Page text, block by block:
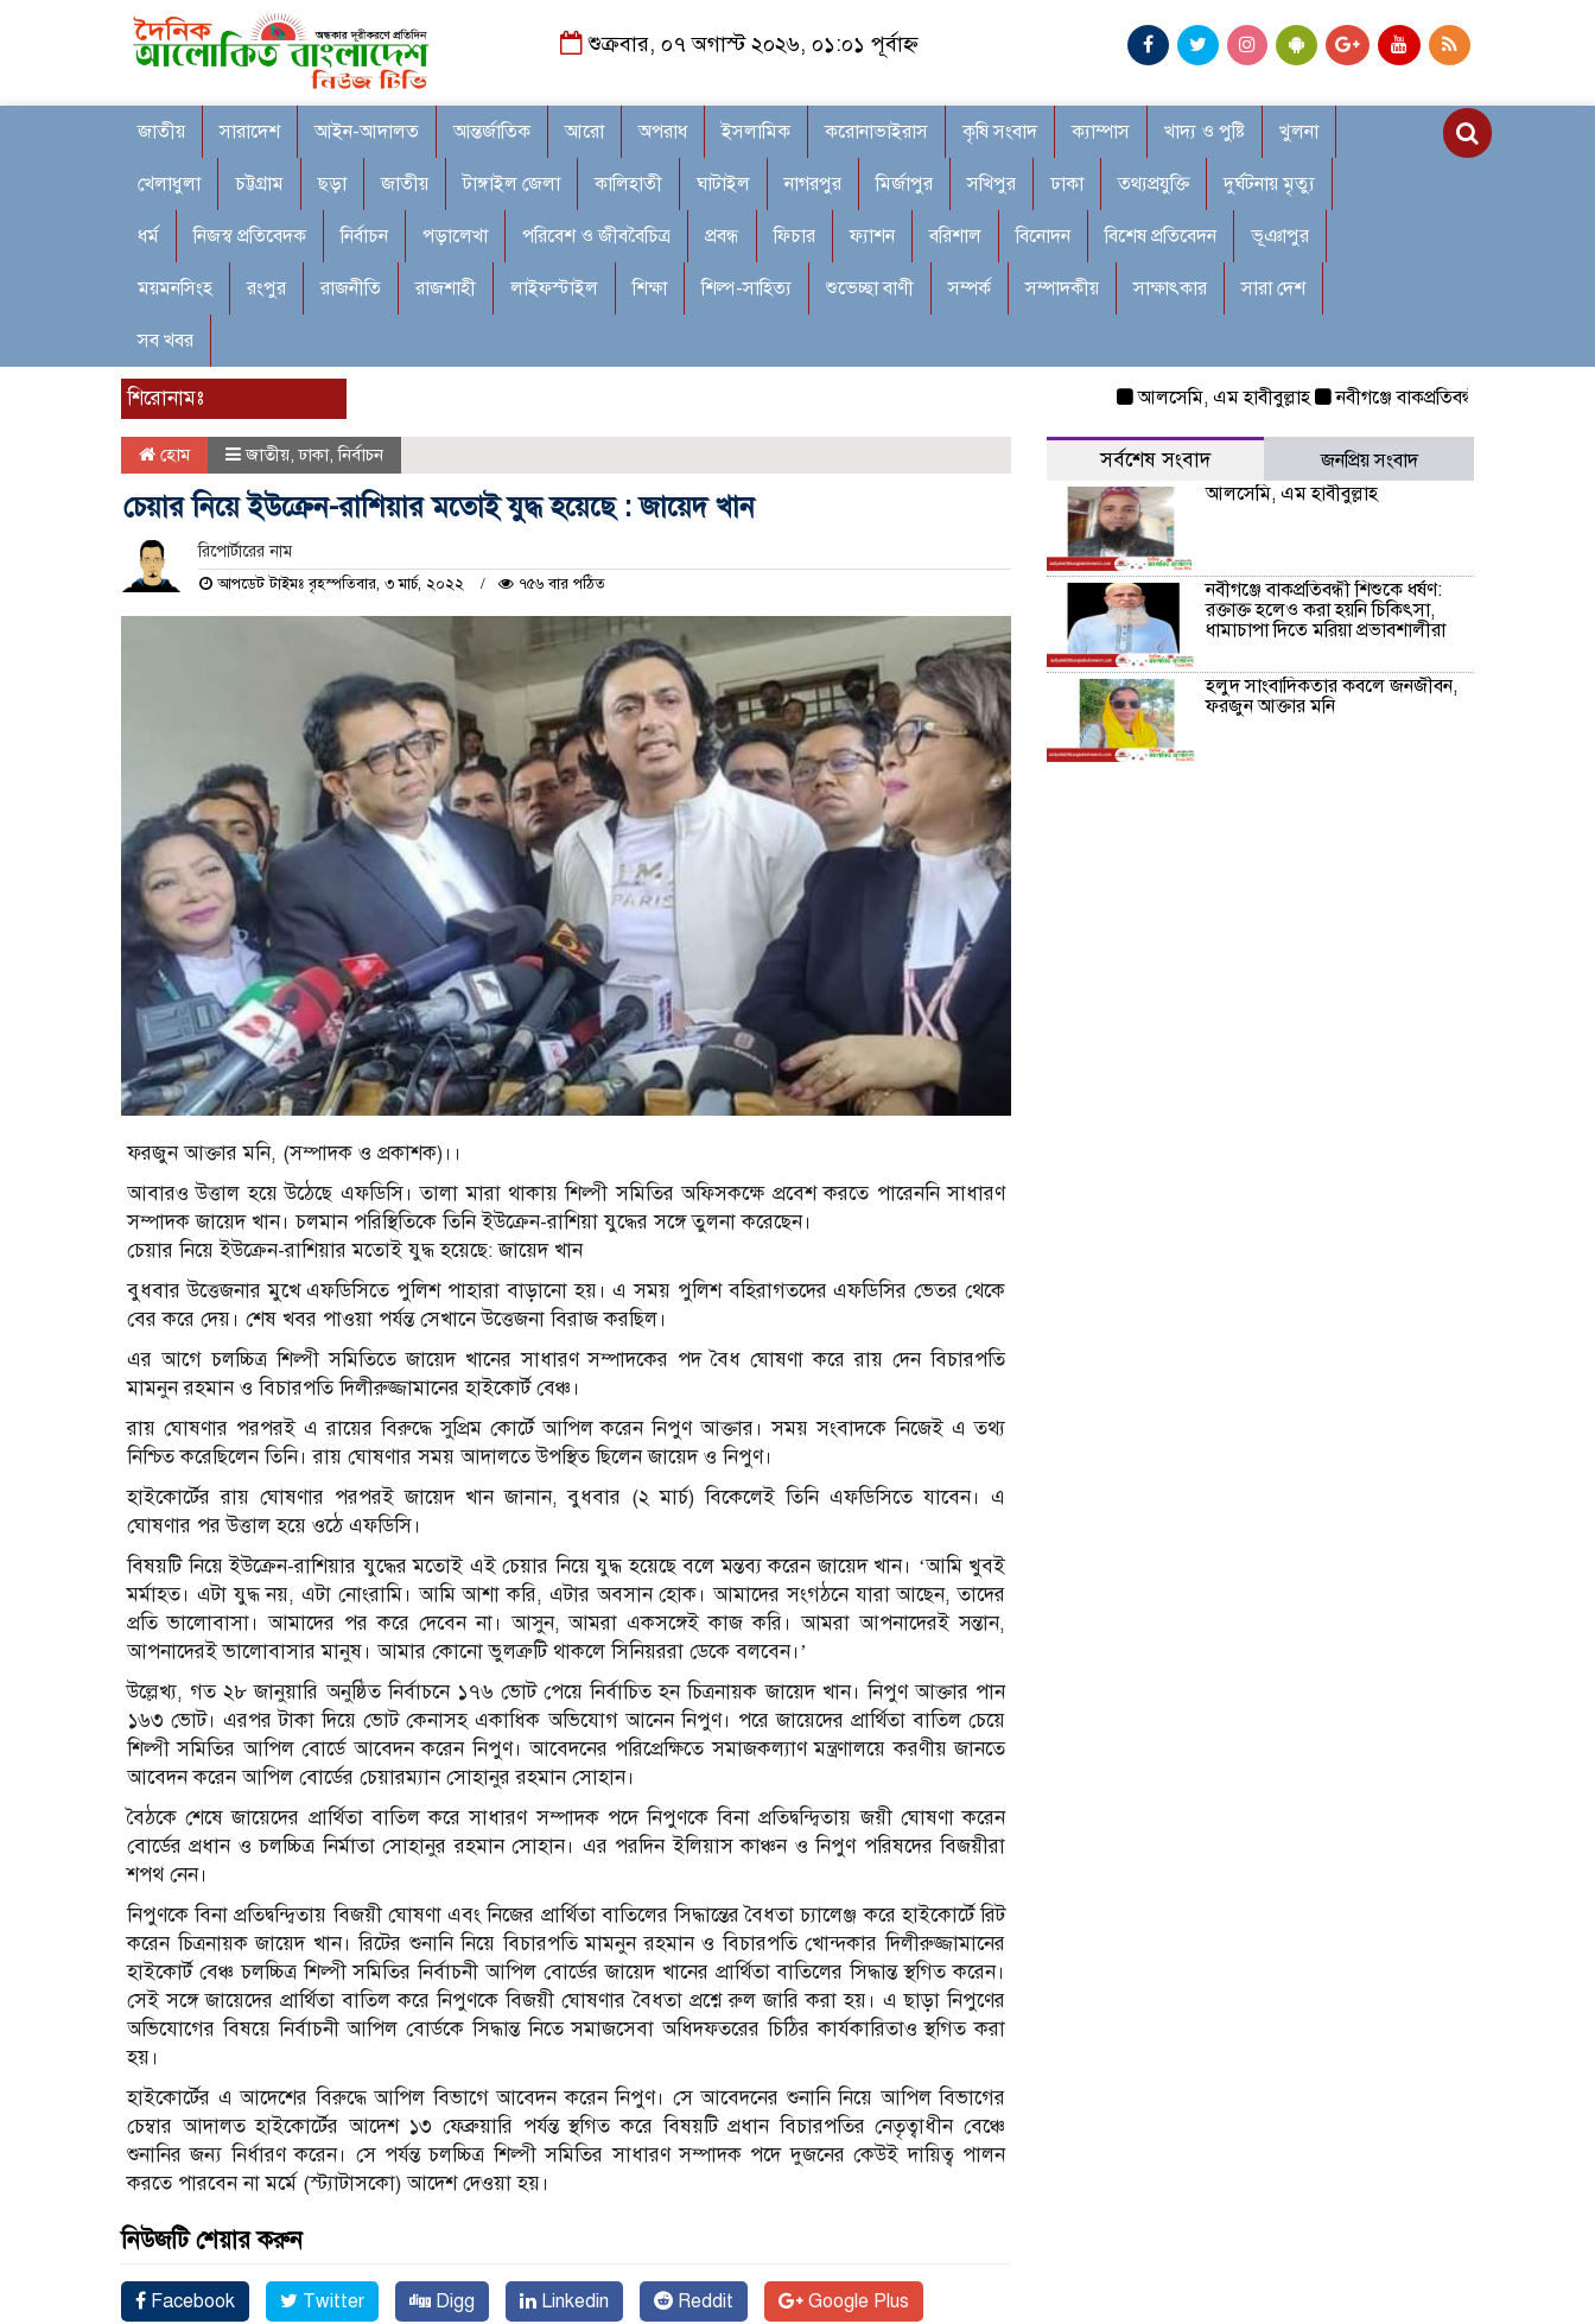
শুক্রবার, ০৭ অগাস্ট ২০২৬, ০১:০১ পূর্বাহ্ন
জাতীয় সারাদেশ আইন-আদালত আন্তর্জাতিক আরো অপরাধ ইসলামিক করোনাভাইরাস কৃষি সংবাদ ক্যাম্পাস খাদ্য ও পুষ্টি খুলনা
খেলাধুলা চট্টগ্রাম ছড়া জাতীয় টাঙ্গাইল জেলা কালিহাতী ঘাটাইল নাগরপুর মির্জাপুর সখিপুর ঢাকা তথ্যপ্রযুক্তি দুর্ঘটনায় মৃত্যু
ধর্ম নিজস্ব প্রতিবেদক নির্বাচন পড়ালেখা পরিবেশ ও জীববৈচিত্র প্রবন্ধ ফিচার ফ্যাশন বরিশাল বিনোদন বিশেষ প্রতিবেদন ভূঞাপুর
ময়মনসিংহ রংপুর রাজনীতি রাজশাহী লাইফস্টাইল শিক্ষা শিল্প-সাহিত্য শুভেচ্ছা বাণী সম্পর্ক সম্পাদকীয় সাক্ষাৎকার সারা দেশ
সব খবর
শিরোনামঃ আলসেমি, এম হাবীবুল্লাহ নবীগঞ্জে বাকপ্রতিবন্ধী শিশুকে ধর্ষণ: রক্তাক্ত
হোম জাতীয়,ঢাকা,নির্বাচন
চেয়ার নিয়ে ইউক্রেন-রাশিয়ার মতোই যুদ্ধ হয়েছে : জায়েদ খান
রিপোর্টারের নাম
আপডেট টাইমঃ বৃহস্পতিবার, ৩ মার্চ, ২০২২ ৭৫৬ বার পঠিত
ফরজুন আক্তার মনি, (সম্পাদক ও প্রকাশক)।।
আবারও উত্তাল হয়ে উঠেছে এফডিসি। তালা মারা থাকায় শিল্পী সমিতির অফিসকক্ষে প্রবেশ করতে পারেননি সাধারণ
সম্পাদক জায়েদ খান। চলমান পরিস্থিতিকে তিনি ইউক্রেন-রাশিয়া যুদ্ধের সঙ্গে তুলনা করেছেন।
চেয়ার নিয়ে ইউক্রেন-রাশিয়ার মতোই যুদ্ধ হয়েছে: জায়েদ খান
বুধবার উত্তেজনার মুখে এফডিসিতে পুলিশ পাহারা বাড়ানো হয়। এ সময় পুলিশ বহিরাগতদের এফডিসির ভেতর থেকে
বের করে দেয়। শেষ খবর পাওয়া পর্যন্ত সেখানে উত্তেজনা বিরাজ করছিল।
এর আগে চলচ্চিত্র শিল্পী সমিতিতে জায়েদ খানের সাধারণ সম্পাদকের পদ বৈধ ঘোষণা করে রায় দেন বিচারপতি
মামনুন রহমান ও বিচারপতি দিলীরুজ্জামানের হাইকোর্ট বেঞ্চ।
রায় ঘোষণার পরপরই এ রায়ের বিরুদ্ধে সুপ্রিম কোর্টে আপিল করেন নিপুণ আক্তার। সময় সংবাদকে নিজেই এ তথ্য
নিশ্চিত করেছিলেন তিনি। রায় ঘোষণার সময় আদালতে উপস্থিত ছিলেন জায়েদ ও নিপুণ।
হাইকোর্টের রায় ঘোষণার পরপরই জায়েদ খান জানান, বুধবার (২ মার্চ) বিকেলেই তিনি এফডিসিতে যাবেন। এ
ঘোষণার পর উত্তাল হয়ে ওঠে এফডিসি।
বিষয়টি নিয়ে ইউক্রেন-রাশিয়ার যুদ্ধের মতোই এই চেয়ার নিয়ে যুদ্ধ হয়েছে বলে মন্তব্য করেন জায়েদ খান। ‘আমি খুবই
মর্মাহত। এটা যুদ্ধ নয়, এটা নোংরামি। আমি আশা করি, এটার অবসান হোক। আমাদের সংগঠনে যারা আছেন, তাদের
প্রতি ভালোবাসা। আমাদের পর করে দেবেন না। আসুন, আমরা একসঙ্গেই কাজ করি। আমরা আপনাদেরই সন্তান,
আপনাদেরই ভালোবাসার মানুষ। আমার কোনো ভুলত্রুটি থাকলে সিনিয়ররা ডেকে বলবেন।’
উল্লেখ্য, গত ২৮ জানুয়ারি অনুষ্ঠিত নির্বাচনে ১৭৬ ভোট পেয়ে নির্বাচিত হন চিত্রনায়ক জায়েদ খান। নিপুণ আক্তার পান
১৬৩ ভোট। এরপর টাকা দিয়ে ভোট কেনাসহ একাধিক অভিযোগ আনেন নিপুণ। পরে জায়েদের প্রার্থিতা বাতিল চেয়ে
শিল্পী সমিতির আপিল বোর্ডে আবেদন করেন নিপুণ। আবেদনের পরিপ্রেক্ষিতে সমাজকল্যাণ মন্ত্রণালয়ে করণীয় জানতে
আবেদন করেন আপিল বোর্ডের চেয়ারম্যান সোহানুর রহমান সোহান।
বৈঠকে শেষে জা‌য়ে‌দের প্রার্থিতা বাতিল করে সাধারণ সম্পাদক পদে নিপুণ‌কে বিনা প্রতিদ্ব‌ন্দ্বিতায় জয়ী ঘোষণা করেন
বোর্ডের প্রধান ও চলচ্চিত্র নির্মাতা সোহানুর রহমান সোহান। এর পরদিন ইলিয়াস কাঞ্চন ও নিপুণ পরিষদের বিজয়ীরা
শপথ নেন।
নিপুণ‌কে বিনা প্রতিদ্ব‌ন্দ্বিতায় বিজয়ী ঘোষণা এবং নিজের প্রার্থিতা বাতিলের সিদ্ধান্তের বৈধতা চ্যালেঞ্জ করে হাইকোর্টে রিট
করেন চিত্রনায়ক জায়েদ খান। রিটের শুনানি নিয়ে বিচারপতি মামনুন রহমান ও বিচারপতি খোন্দকার দিলীরুজ্জামানের
হাইকোর্ট বেঞ্চ চলচ্চিত্র শিল্পী সমিতির নির্বাচনী আপিল বোর্ডের জায়েদ খানের প্রার্থিতা বাতিলের সিদ্ধান্ত স্থগিত করেন।
সেই সঙ্গে জায়েদের প্রার্থিতা বাতিল করে নিপুণকে বিজয়ী ঘোষণার বৈধতা প্রশ্নে রুল জারি করা হয়। এ ছাড়া নিপুণের
অভিযোগের বিষয়ে নির্বাচনী আপিল বোর্ডকে সিদ্ধান্ত নিতে সমাজসেবা অধিদফতরের চিঠির কার্যকারিতাও স্থগিত করা
হয়।
হাইকোর্টের এ আদেশের বিরুদ্ধে আপিল বিভাগে আবেদন করেন নিপুণ। সে আবেদনের শুনানি নিয়ে আপিল বিভাগের
চেম্বার আদালত হাইকোর্টের আদেশ ১৩ ফেব্রুয়ারি পর্যন্ত স্থগিত করে বিষয়টি প্রধান বিচারপতির নেতৃত্বাধীন বেঞ্চে
শুনানির জন্য নির্ধারণ করেন। সে পর্যন্ত চলচ্চিত্র শিল্পী সমিতির সাধারণ সম্পাদক পদে দুজনের কেউই দায়িত্ব পালন
করতে পারবেন না মর্মে (স্ট্যাটাসকো) আদেশ দেওয়া হয়।
নিউজটি শেয়ার করুন
Facebook Twitter Digg Linkedin Reddit Google Plus
সর্বশেষ সংবাদ
জনপ্রিয় সংবাদ
আলসেমি, এম হাবীবুল্লাহ
নবীগঞ্জে বাকপ্রতিবন্ধী শিশুকে ধর্ষণ:
রক্তাক্ত হলেও করা হয়নি চিকিৎসা,
ধামাচাপা দিতে মরিয়া প্রভাবশালীরা
হলুদ সাংবাদিকতার কবলে জনজীবন,
ফরজুন আক্তার মনি